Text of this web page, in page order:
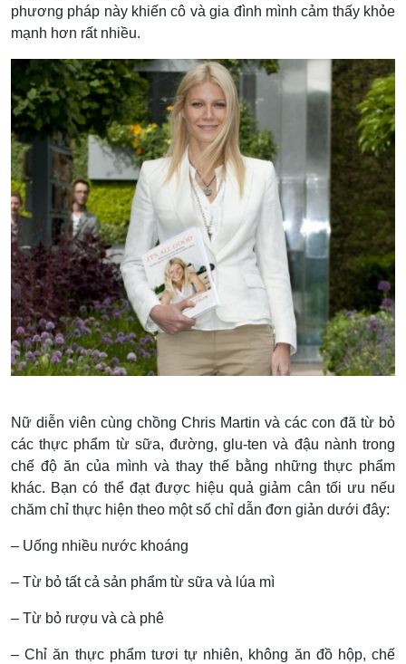
phương pháp này khiến cô và gia đình mình cảm thấy khỏe
mạnh hơn rất nhiều.
Nữ diễn viên cùng chồng Chris Martin và các con đã từ bỏ
các thực phẩm từ sữa, đường, glu-ten và đậu nành trong
chế độ ăn của mình và thay thế bằng những thực phẩm
khác. Bạn có thể đạt được hiệu quả giảm cân tối ưu nếu
chăm chỉ thực hiện theo một số chỉ dẫn đơn giản dưới đây:
– Uống nhiều nước khoáng
– Từ bỏ tất cả sản phẩm từ sữa và lúa mì
– Từ bỏ rượu và cà phê
– Chỉ ăn thực phẩm tươi tự nhiên, không ăn đồ hộp, chế